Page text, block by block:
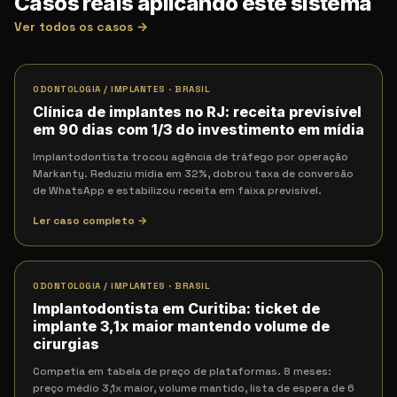
Ver todos os casos →
ODONTOLOGIA / IMPLANTES · BRASIL
Clínica de implantes no RJ: receita previsível
em 90 dias com 1/3 do investimento em mídia
Implantodontista trocou agência de tráfego por operação
Markanty. Reduziu mídia em 32%, dobrou taxa de conversão
de WhatsApp e estabilizou receita em faixa previsível.
Ler caso completo →
ODONTOLOGIA / IMPLANTES · BRASIL
Implantodontista em Curitiba: ticket de
implante 3,1x maior mantendo volume de
cirurgias
Competia em tabela de preço de plataformas. 8 meses:
preço médio 3,1x maior, volume mantido, lista de espera de 6